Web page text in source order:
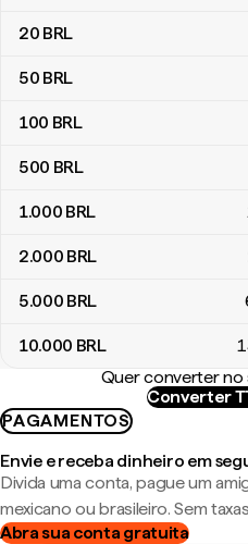
20 BRL
50 BRL
100 BRL
500 BRL
1.000 BRL
2.000 BRL
5.000 BRL
10.000 BRL
Quer converter
Converter
PAGAMENTOS
Envie e receba dinheiro em
Divida uma conta, pague um
mexicano ou brasileiro. Sem
Abra sua conta gratuita